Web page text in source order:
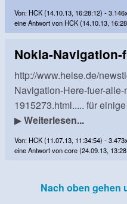
Von: HCK (14.10.13, 16:28:12) -
eine Antwort von HCK (14.10.13,
Nokia-
http://www.heise.de/
Navigation-Here-fuer-
1915273.html..... für
▶Weiterlesen...
Von: HCK (11.07.13, 11:34:54) -
eine Antwort von core (24.09.13,
Nach oben gehen